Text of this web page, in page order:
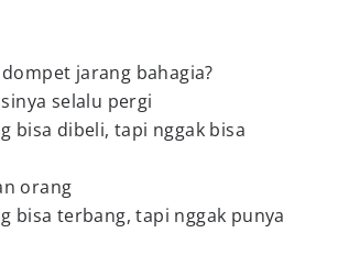
jarang bahagia?
selalu pergi
bisa dibeli, tapi nggak bisa
orang
bisa terbang, tapi nggak punya